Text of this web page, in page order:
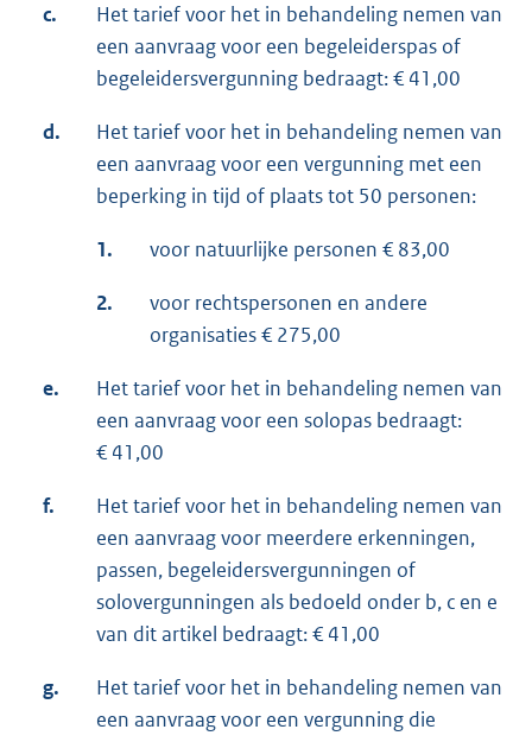
c.
Het tarief voor het in behandeling nemen van
een aanvraag voor een begeleiderspas of
begeleidersvergunning bedraagt: € 41,00
d.
Het tarief voor het in behandeling nemen van
een aanvraag voor een vergunning met een
beperking in tijd of plaats tot 50 personen:
1. voor natuurlijke personen € 83,00
2.
voor rechtspersonen en andere
organisaties € 275,00
e.
Het tarief voor het in behandeling nemen van
een aanvraag voor een solopas bedraagt:
€ 41,00
f.
Het tarief voor het in behandeling nemen van
een aanvraag voor meerdere erkenningen,
passen, begeleidersvergunningen of
solovergunningen als bedoeld onder b, c en e
van dit artikel bedraagt: € 41,00
g.
Het tarief voor het in behandeling nemen van
een aanvraag voor een vergunning die